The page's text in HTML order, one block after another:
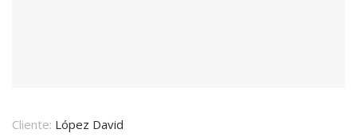
Cliente: López David